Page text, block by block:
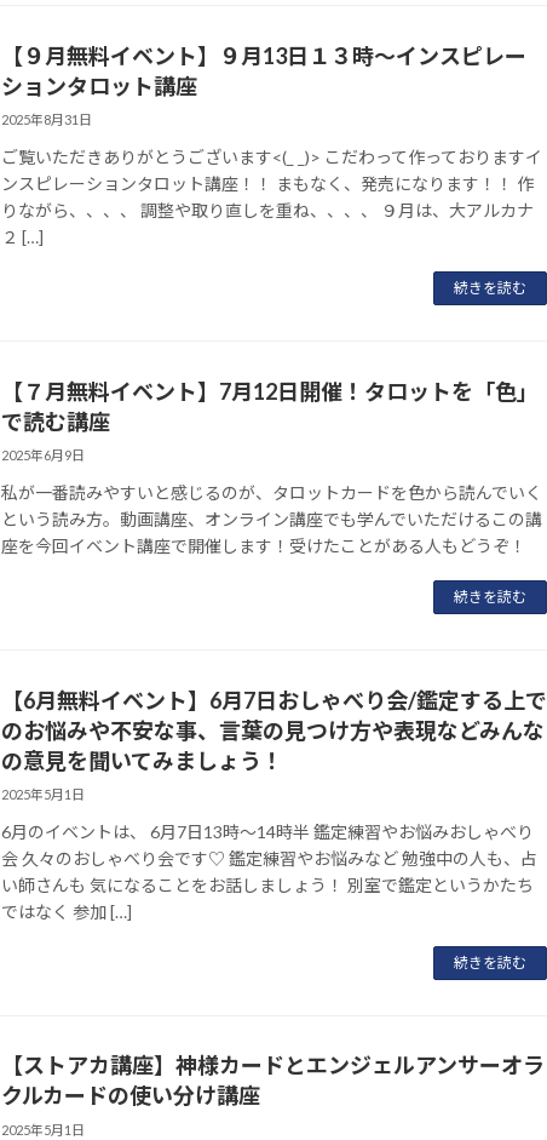
【９月無料イベント】９月13日１３時～インスピレー
ションタロット講座
2025年8月31日
ご覧いただきありがとうございます<(_ _)> こだわって作っておりますイ
ンスピレーションタロット講座！！ まもなく、発売になります！！ 作
りながら、、、、 調整や取り直しを重ね、、、、 ９月は、大アルカナ
２ […]
続きを読む
【７月無料イベント】7月12日開催！タロットを「色」
で読む講座
2025年6月9日
私が一番読みやすいと感じるのが、タロットカードを色から読んでいく
という読み方。動画講座、オンライン講座でも学んでいただけるこの講
座を今回イベント講座で開催します！受けたことがある人もどうぞ！
続きを読む
【6月無料イベント】6月7日おしゃべり会/鑑定する上で
のお悩みや不安な事、言葉の見つけ方や表現などみんな
の意見を聞いてみましょう！
2025年5月1日
6月のイベントは、 6月7日13時～14時半 鑑定練習やお悩みおしゃべり
会 久々のおしゃべり会です♡ 鑑定練習やお悩みなど 勉強中の人も、占
い師さんも 気になることをお話しましょう！ 別室で鑑定というかたち
ではなく 参加 […]
続きを読む
【ストアカ講座】神様カードとエンジェルアンサーオラ
クルカードの使い分け講座
2025年5月1日